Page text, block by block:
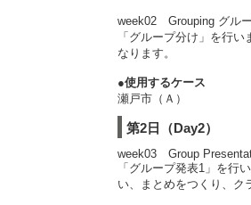
week02 Grouping グル
「グループ分け」を行
なります。
●使用するケース
瀬戸市（Ａ）
第2日（Day2）
week03 Group
「グループ発表1」を行
い、まとめをつくり、ク